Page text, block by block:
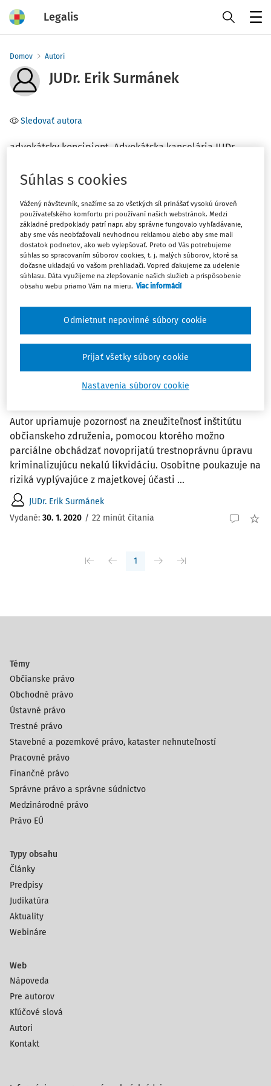
Legalis
Domov Autori
JUDr. Erik Surmánek
Sledovať autora
advokátsky koncipient, Advokátska kancelária JUDr.
Obchodné právo (1)
Trestné právo(1)
Filter
ČLÁNKY
Nekalá likvidácia v kontexte
Autor upriamuje pozornosť na zneužiteľnosť inštitútu
občianskeho združenia, pomocou ktorého možno
parciálne obchádzať novoprijatú trestnoprávnu úpravu
kriminalizujúcu nekalú likvidáciu. Osobitne poukazuje na
riziká vyplývajúce z majetkovej účasti ...
JUDr. Erik Surmánek
Vydané: 30. 1. 2020 / 22 minút čítania
1
Témy
Občianske právo
Obchodné právo
Ústavné právo
Trestné právo
Stavebné a pozemkové právo, kataster nehnuteľností
Pracovné právo
Finančné právo
Správne právo a správne súdnictvo
Medzinárodné právo
Právo EÚ
Typy obsahu
Články
Predpisy
Judikatúra
Aktuality
Webináre
Web
Nápoveda
Pre autorov
Kľúčové slová
Autori
Kontakt
Súhlas s cookies
Vážený návštevník, snažíme sa zo všetkých síl prinášať vysokú úroveň
používateľského komfortu pri používaní našich webstránok. Medzi
základné predpoklady patrí napr. aby správne fungovalo vyhľadávanie,
aby sme vás neobťažovali nevhodnou reklamou alebo aby sme mali
dostatok podnetov, ako web vylepšovať. Preto od Vás potrebujeme
súhlas so spracovaním súborov cookies, t. j. malých súborov, ktoré sa
dočasne ukladajú vo vašom prehliadači. Vopred ďakujeme za udelenie
súhlasu. Dáta využijeme na zlepšovanie našich služieb a prispôsobenie
obsahu webu priamo Vám na mieru. Viac informácií
Nastavenia súborov cookie
Odmietnut nepovinné súbory cookie
Prijať všetky súbory cookie